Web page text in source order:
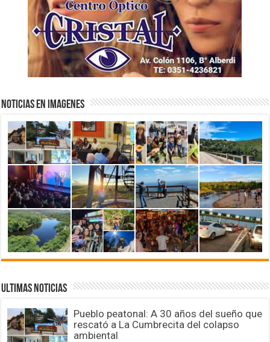
NOTICIAS EN IMAGENES
ULTIMAS NOTICIAS
Pueblo peatonal: A 30 años del sueño que
rescató a La Cumbrecita del colapso
ambiental